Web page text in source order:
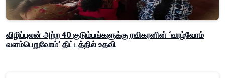
விழிப்புலன் அற்ற 40 குடும்பங்களுக்கு ரவிகரனின் ‘வாழ்வோம்
வளம்பெறுவோம்’ திட்டத்தில் உதவி